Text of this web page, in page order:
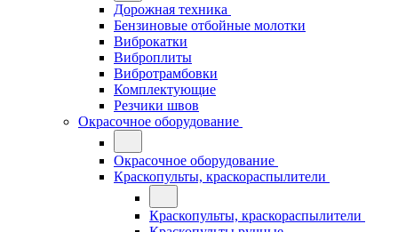
Дорожная техника
Бензиновые отбойные молотки
Виброкатки
Виброплиты
Вибротрамбовки
Комплектующие
Резчики швов
Окрасочное оборудование
Окрасочное оборудование
Краскопульты, краскораспылители
Краскопульты, краскораспылители